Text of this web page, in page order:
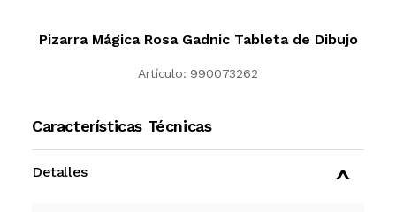
Pizarra Mágica Rosa Gadnic Tableta de Dibujo
Artículo: 990073262
Características Técnicas
Detalles